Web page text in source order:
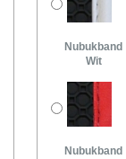
Nubukband
Wit
Nubukband